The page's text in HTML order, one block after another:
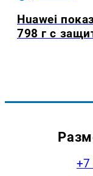
Huawei
798 г с